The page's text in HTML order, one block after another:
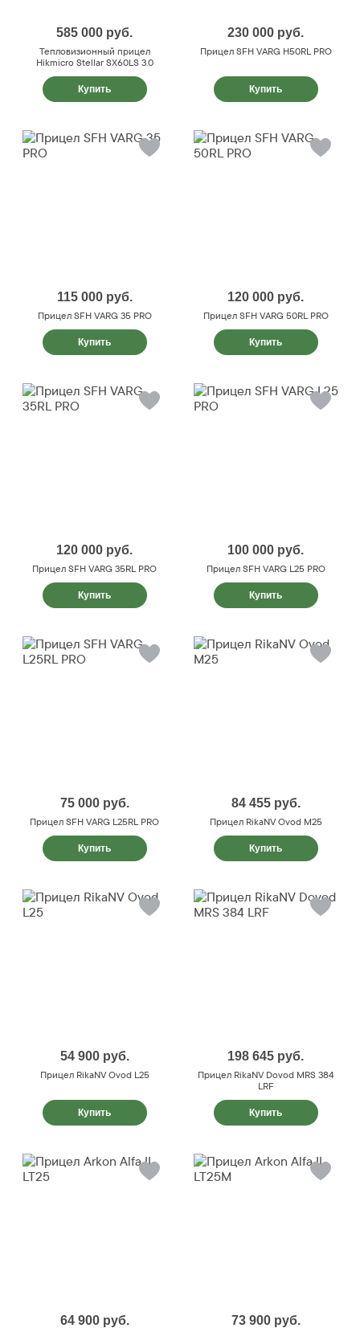
585 000 руб.
Тепловизионный прицел
Hikmicro Stellar SX60LS 3.0
Купить
230 000 руб.
Прицел SFH VARG H50RL PRO
Купить
115 000 руб.
Прицел SFH VARG 35 PRO
Купить
120 000 руб.
Прицел SFH VARG 50RL PRO
Купить
120 000 руб.
Прицел SFH VARG 35RL PRO
Купить
100 000 руб.
Прицел SFH VARG L25 PRO
Купить
75 000 руб.
Прицел SFH VARG L25RL PRO
Купить
84 455 руб.
Прицел RikaNV Ovod M25
Купить
54 900 руб.
Прицел RikaNV Ovod L25
Купить
198 645 руб.
Прицел RikaNV Dovod MRS 384
LRF
Купить
64 900 руб. 73 900 руб.